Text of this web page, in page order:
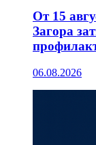
От 15
Загора
06.08.2026